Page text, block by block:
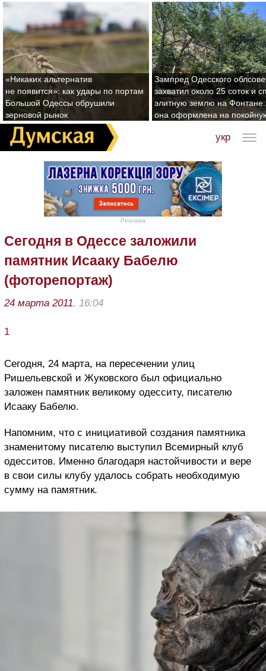
«Никаких альтернатив
не появится»: как удары по портам
Большой Одессы обрушили
зерновой рынок
Зампред Одесского
захватил около 25 соток и
элитную землю на Фонтане:
она оформлена на
укр
Реклама
Сегодня в Одессе заложили
памятник Исааку Бабелю
(фоторепортаж)
24 марта 2011, 16:04
1
Сегодня, 24 марта, на пересечении улиц
Ришельевской и Жуковского был официально
заложен памятник великому одесситу, писателю
Исааку Бабелю.
Напомним, что с инициативой создания памятника
знаменитому писателю выступил Всемирный клуб
одесситов. Именно благодаря настойчивости и вере
в свои силы клубу удалось собрать необходимую
сумму на памятник.